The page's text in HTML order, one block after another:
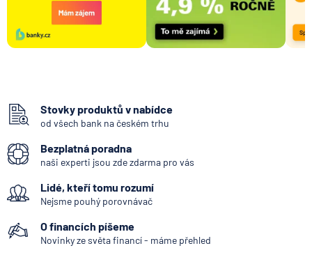
Stovky produktů v nabídce
od všech bank na českém trhu
Bezplatná poradna
naši experti jsou zde zdarma pro vás
Lidé, kteří tomu rozumí
Nejsme pouhý porovnávač
O financích píšeme
Novinky ze světa financí - máme přehled